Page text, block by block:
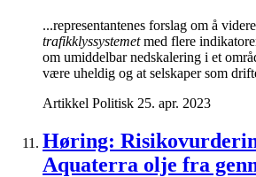
...representantenes forslag om å
trafikklyssystemetmed flere
om umiddelbar nedskalering i et
være uheldig og at selskaper som
Artikkel Politisk 25. apr. 2023
Høring:
Aquaterra olje fra